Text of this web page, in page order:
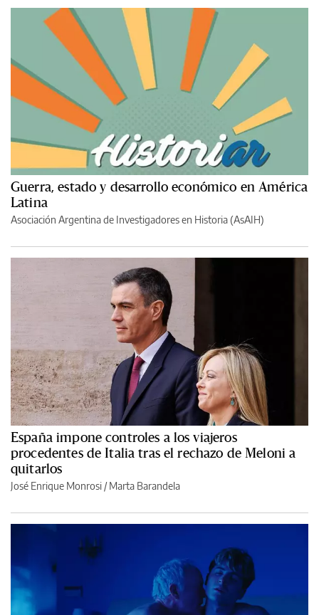
Guerra, estado y desarrollo económico en América
Latina
Asociación Argentina de Investigadores en Historia (AsAIH)
España impone controles a los viajeros
procedentes de Italia tras el rechazo de Meloni a
quitarlos
José Enrique Monrosi / Marta Barandela